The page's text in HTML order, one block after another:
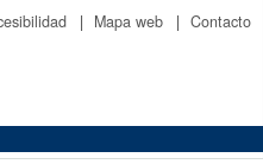
| Mapa web | Contacto